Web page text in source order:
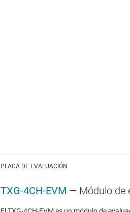
PLACA DE EVALUACIÓN
TXG-4CH-EVM — Módulo de